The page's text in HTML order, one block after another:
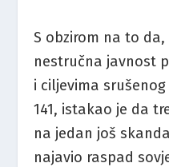
S obzirom na to
nestručna javnost
i ciljevima
141, istakao je da
na jedan još
najavio raspad